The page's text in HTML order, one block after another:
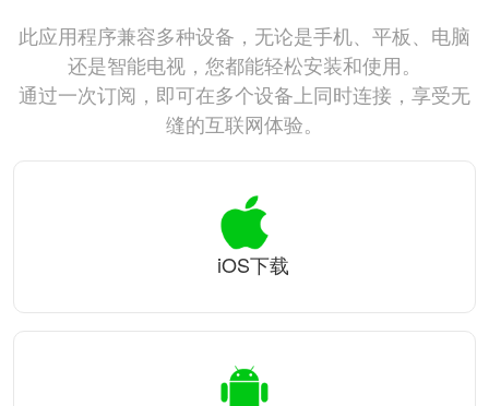
此应用程序兼容多种设备，无论是手机、平板、电脑
还是智能电视，您都能轻松安装和使用。
通过一次订阅，即可在多个设备上同时连接，享受无
缝的互联网体验。
iOS下载